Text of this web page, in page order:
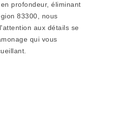
profondeur, éliminant
83300, nous
aux détails se
qui vous